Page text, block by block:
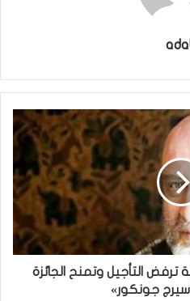
ترفض التأجيل وتمنح الجائزة
جونكور»